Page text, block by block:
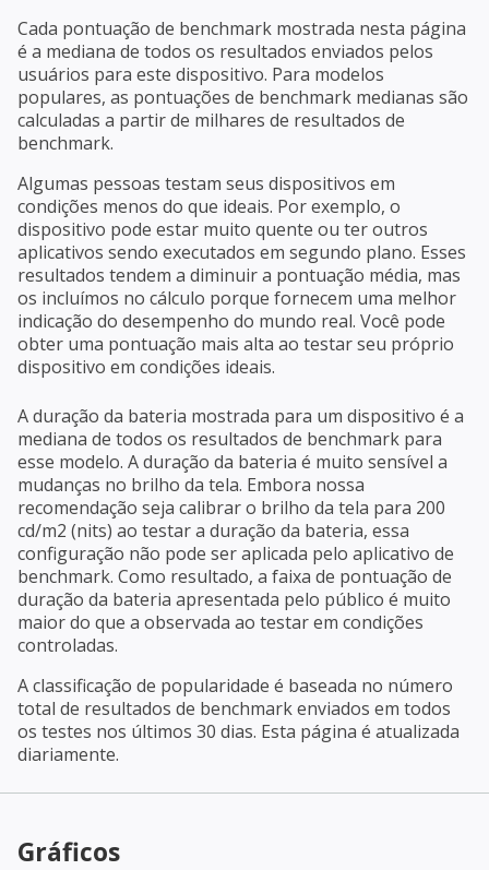
Cada pontuação de benchmark mostrada nesta página
é a mediana de todos os resultados enviados pelos
usuários para este dispositivo. Para modelos
populares, as pontuações de benchmark medianas são
calculadas a partir de milhares de resultados de
benchmark.
Algumas pessoas testam seus dispositivos em
condições menos do que ideais. Por exemplo, o
dispositivo pode estar muito quente ou ter outros
aplicativos sendo executados em segundo plano. Esses
resultados tendem a diminuir a pontuação média, mas
os incluímos no cálculo porque fornecem uma melhor
indicação do desempenho do mundo real. Você pode
obter uma pontuação mais alta ao testar seu próprio
dispositivo em condições ideais.
A duração da bateria mostrada para um dispositivo é a
mediana de todos os resultados de benchmark para
esse modelo. A duração da bateria é muito sensível a
mudanças no brilho da tela. Embora nossa
recomendação seja calibrar o brilho da tela para 200
cd/m2 (nits) ao testar a duração da bateria, essa
configuração não pode ser aplicada pelo aplicativo de
benchmark. Como resultado, a faixa de pontuação de
duração da bateria apresentada pelo público é muito
maior do que a observada ao testar em condições
controladas.
A classificação de popularidade é baseada no número
total de resultados de benchmark enviados em todos
os testes nos últimos 30 dias. Esta página é atualizada
diariamente.
Gráficos